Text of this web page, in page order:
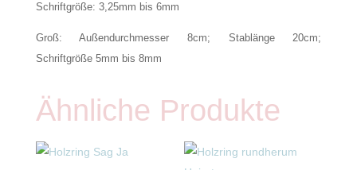
Schriftgröße: 3,25mm bis 6mm
Groß: Außendurchmesser 8cm; Stablänge 20cm;
Schriftgröße 5mm bis 8mm
Ähnliche Produkte